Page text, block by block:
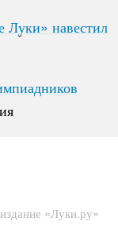
Луки» навестил
Луки» навестил
«Луки.ру»